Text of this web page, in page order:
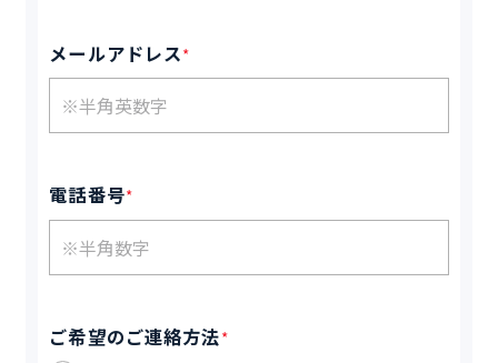
メールアドレス*
電話番号*
ご希望のご連絡方法*